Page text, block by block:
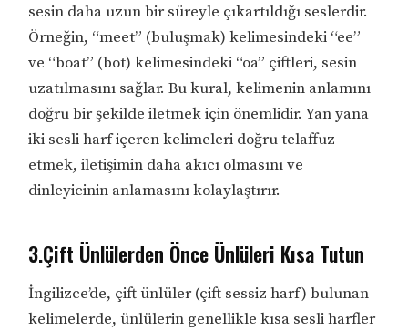
sesin daha uzun bir süreyle çıkartıldığı seslerdir.
Örneğin, “meet” (buluşmak) kelimesindeki “ee”
ve “boat” (bot) kelimesindeki “oa” çiftleri, sesin
uzatılmasını sağlar. Bu kural, kelimenin anlamını
doğru bir şekilde iletmek için önemlidir. Yan yana
iki sesli harf içeren kelimeleri doğru telaffuz
etmek, iletişimin daha akıcı olmasını ve
dinleyicinin anlamasını kolaylaştırır.
3.Çift Ünlülerden Önce Ünlüleri Kısa Tutun
İngilizce’de, çift ünlüler (çift sessiz harf) bulunan
kelimelerde, ünlülerin genellikle kısa sesli harfler